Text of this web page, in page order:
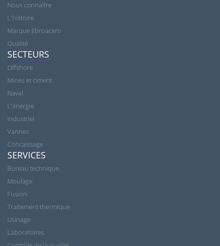
Nous connaître
L'histoire
Marque Ebroacero
Qualité
SECTEURS
Offshore
Mines et ciment
Naval
L'énergie
Industriel
Vannes
Concaissage
SERVICES
Bureau technique
Moulage
Fusion
Traitement thermique
Usinage
Laboratoires